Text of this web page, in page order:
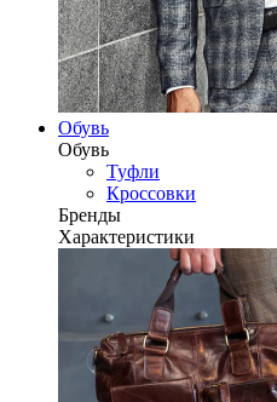
Обувь
Обувь
Туфли
Кроссовки
Бренды
Характеристики